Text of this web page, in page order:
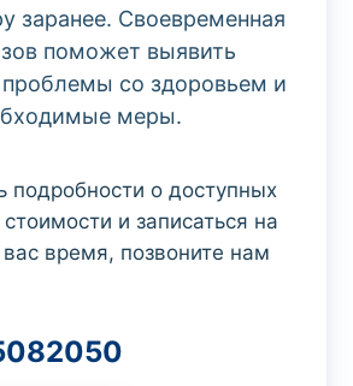
заранее. Своевременная
поможет выявить
со здоровьем и
меры.
подробности о доступных
и записаться на
время, позвоните нам